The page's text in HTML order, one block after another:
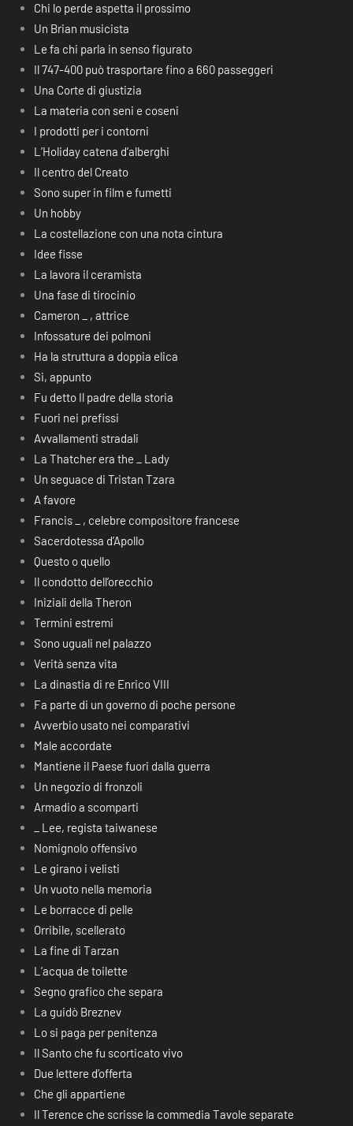
Chi lo perde aspetta il prossimo
Un Brian musicista
Le fa chi parla in senso figurato
Il 747-400 può trasportare fino a 660 passeggeri
Una Corte di giustizia
La materia con seni e coseni
I prodotti per i contorni
L’Holiday catena d’alberghi
Il centro del Creato
Sono super in film e fumetti
Un hobby
La costellazione con una nota cintura
Idee fisse
La lavora il ceramista
Una fase di tirocinio
Cameron _ , attrice
Infossature dei polmoni
Ha la struttura a doppia elica
Si, appunto
Fu detto Il padre della storia
Fuori nei prefissi
Avvallamenti stradali
La Thatcher era the _ Lady
Un seguace di Tristan Tzara
A favore
Francis _ , celebre compositore francese
Sacerdotessa d’Apollo
Questo o quello
Il condotto dell’orecchio
Iniziali della Theron
Termini estremi
Sono uguali nel palazzo
Verità senza vita
La dinastia di re Enrico VIII
Fa parte di un governo di poche persone
Avverbio usato nei comparativi
Male accordate
Mantiene il Paese fuori dalla guerra
Un negozio di fronzoli
Armadio a scomparti
_ Lee, regista taiwanese
Nomignolo offensivo
Le girano i velisti
Un vuoto nella memoria
Le borracce di pelle
Orribile, scellerato
La fine di Tarzan
L’acqua de toilette
Segno grafico che separa
La guidò Breznev
Lo si paga per penitenza
Il Santo che fu scorticato vivo
Due lettere d’offerta
Che gli appartiene
Il Terence che scrisse la commedia Tavole separate